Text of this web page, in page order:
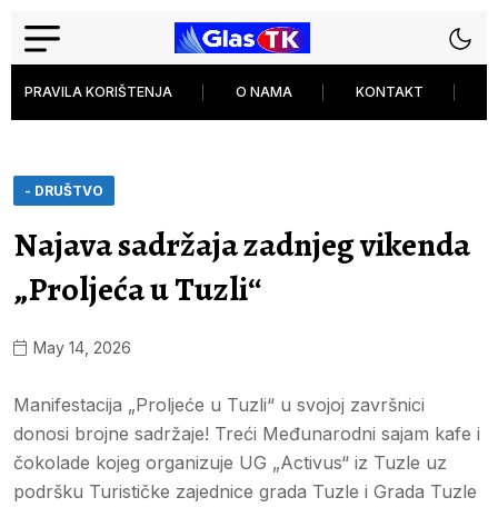
PRAVILA KORIŠTENJA O NAMA KONTAKT
- DRUŠTVO
Najava sadržaja zadnjeg vikenda
„Proljeća u Tuzli“
May 14, 2026
Manifestacija „Proljeće u Tuzli“ u svojoj završnici
donosi brojne sadržaje! Treći Međunarodni sajam kafe i
čokolade kojeg organizuje UG „Activus“ iz Tuzle uz
podršku Turističke zajednice grada Tuzle i Grada Tuzle